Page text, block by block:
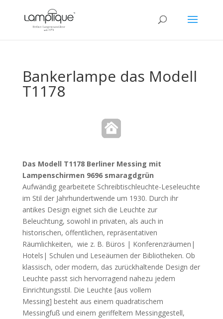
Bankerlampe das Modell
T1178
Das Modell T1178 Berliner Messing mit
Lampenschirmen 9696 smaragdgrün
Aufwändig gearbeitete Schreibtischleuchte-Leseleuchte
im Stil der Jahrhundertwende um 1930. Durch ihr
antikes Design eignet sich die Leuchte zur
Beleuchtung, sowohl in privaten, als auch in
historischen, öffentlichen, repräsentativen
Räumlichkeiten, wie z. B. Büros | Konferenzräumen|
Hotels| Schulen und Leseäumen der Bibliotheken. Ob
klassisch, oder modern, das zurückhaltende Design der
Leuchte passt sich hervorragend nahezu jedem
Einrichtungsstil. Die Leuchte [aus vollem
Messing] besteht aus einem quadratischem
Messingfuß und einem geriffeltem Messinggestell,